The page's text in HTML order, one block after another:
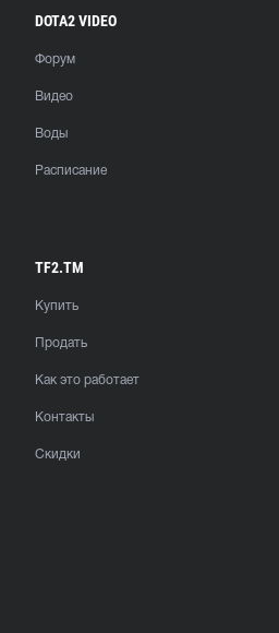
DOTA2 VIDEO
Форум
Видео
Воды
Расписание
TF2.TM
Купить
Продать
Как это работает
Контакты
Скидки